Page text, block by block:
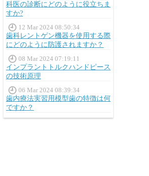
科医の診断にどのように役立ちま
すか?
12 Mar 2024 08:50:34
歯科レントゲン機器を使用する際
にどのように防護されますか？
08 Mar 2024 07:19:11
インプラントトルクハンドピース
の技術原理
06 Mar 2024 08:39:34
歯内療法実習用模型歯の特徴は何
ですか？